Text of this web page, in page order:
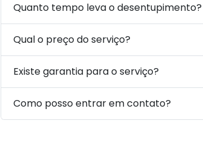
Quanto tempo leva o desentupimento?
Qual o preço do serviço?
Existe garantia para o serviço?
Como posso entrar em contato?